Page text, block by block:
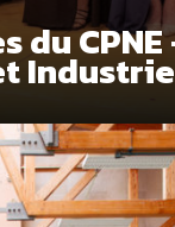
du
Industrie